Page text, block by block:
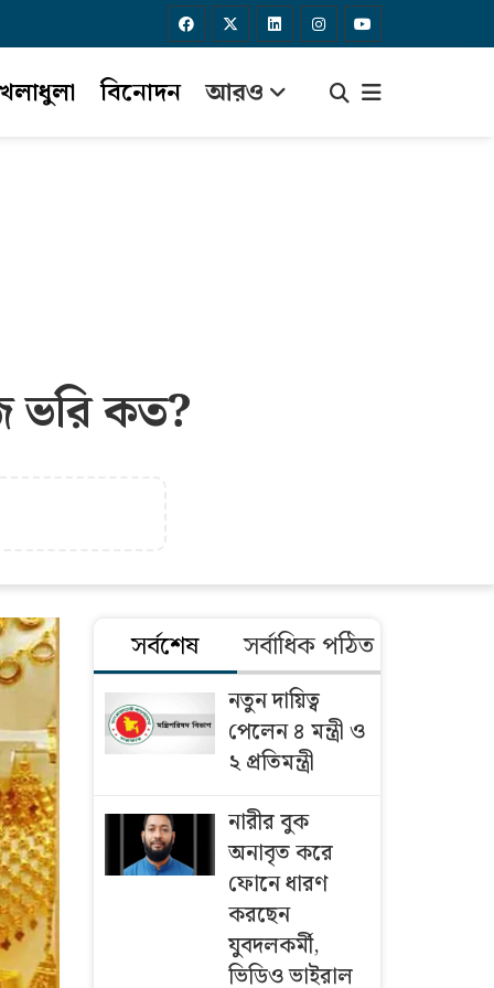
বিনোদন আরও
ভরি কত?
সর্বশেষ সর্বাধিক পঠিত
নতুন দায়িত্ব
পেলেন ৪ মন্ত্রী ও
২ প্রতিমন্ত্রী
নারীর বুক
অনাবৃত করে
ফোনে ধারণ
করছেন
যুবদলকর্মী,
ভিডিও ভাইরাল